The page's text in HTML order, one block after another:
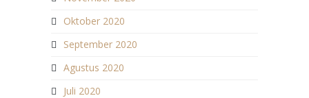
Oktober 2020
September 2020
Agustus 2020
Juli 2020